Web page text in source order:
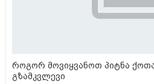
როგორ მოვიყვანოთ პიტნა
გზამკვლევი